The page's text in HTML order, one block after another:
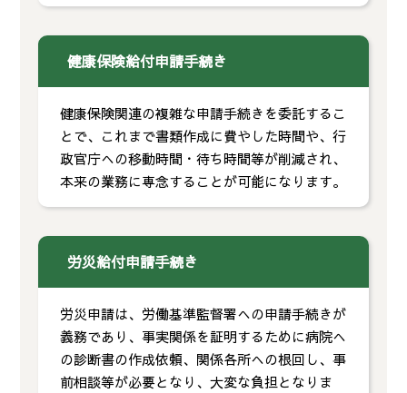
健康保険給付申請手続き
健康保険関連の複雑な申請手続きを委託するこ
とで、これまで書類作成に費やした時間や、行
政官庁への移動時間・待ち時間等が削減され、
本来の業務に専念することが可能になります。
労災給付申請手続き
労災申請は、労働基準監督署への申請手続きが
義務であり、事実関係を証明するために病院へ
の診断書の作成依頼、関係各所への根回し、事
前相談等が必要となり、大変な負担となりま